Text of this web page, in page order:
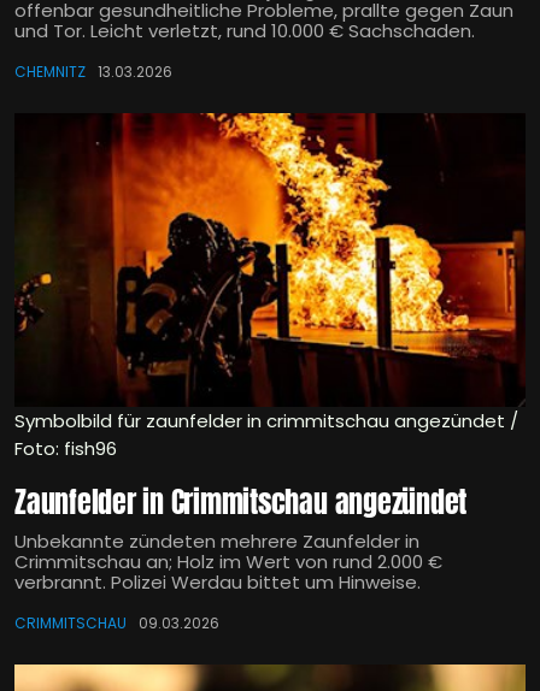
offenbar gesundheitliche Probleme, prallte gegen Zaun
und Tor. Leicht verletzt, rund 10.000 € Sachschaden.
CHEMNITZ 13.03.2026
Symbolbild für zaunfelder in crimmitschau angezündet /
Foto: fish96
Zaunfelder in Crimmitschau angezündet
Unbekannte zündeten mehrere Zaunfelder in
Crimmitschau an; Holz im Wert von rund 2.000 €
verbrannt. Polizei Werdau bittet um Hinweise.
CRIMMITSCHAU 09.03.2026